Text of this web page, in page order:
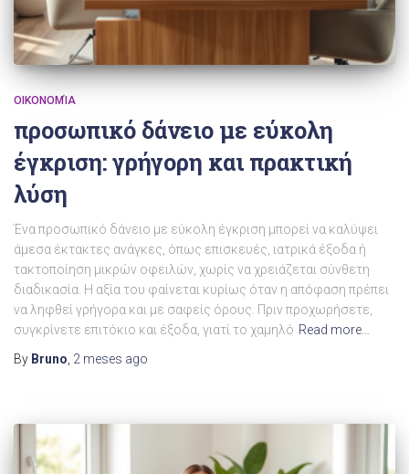
ΟΙΚΟΝΟΜΊΑ
προσωπικό δάνειο με εύκολη
έγκριση: γρήγορη και πρακτική
λύση
Ένα προσωπικό δάνειο με εύκολη έγκριση μπορεί να καλύψει
άμεσα έκτακτες ανάγκες, όπως επισκευές, ιατρικά έξοδα ή
τακτοποίηση μικρών οφειλών, χωρίς να χρειάζεται σύνθετη
διαδικασία. Η αξία του φαίνεται κυρίως όταν η απόφαση πρέπει
να ληφθεί γρήγορα και με σαφείς όρους. Πριν προχωρήσετε,
συγκρίνετε επιτόκιο και έξοδα, γιατί το χαμηλό Read more…
By Bruno 2 meses ago